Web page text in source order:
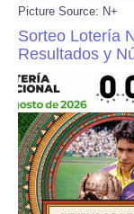
Picture Source: N+
Sorteo Lotería
Resultados y